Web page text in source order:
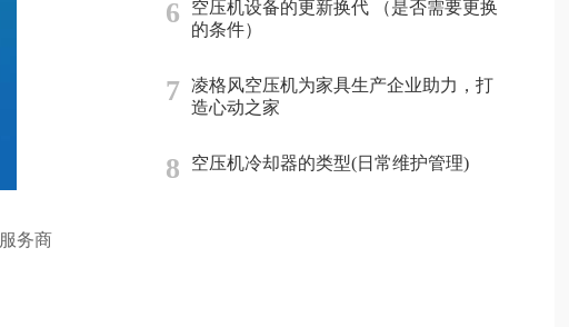
服务商
6
空压机设备的更新换代 （是否需要更换
的条件）
7
凌格风空压机为家具生产企业助力，打
造心动之家
8 空压机冷却器的类型(日常维护管理)